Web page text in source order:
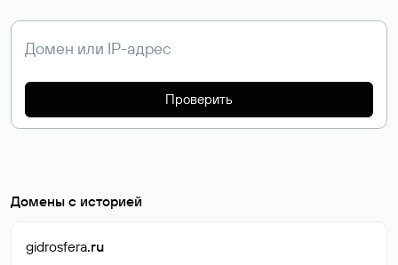
Проверить
Домены с историей
gidrosfera.ru